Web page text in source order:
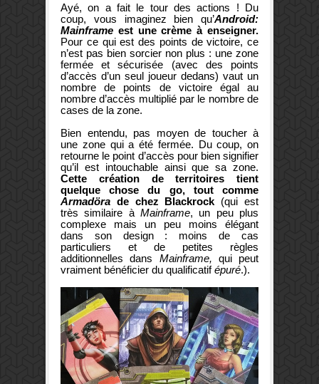
Ayé, on a fait le tour des actions ! Du
coup, vous imaginez bien qu’Android:
Mainframe est une crème à enseigner.
Pour ce qui est des points de victoire, ce
n’est pas bien sorcier non plus : une zone
fermée et sécurisée (avec des points
d’accès d’un seul joueur dedans) vaut un
nombre de points de victoire égal au
nombre d’accès multiplié par le nombre de
cases de la zone.
Bien entendu, pas moyen de toucher à
une zone qui a été fermée. Du coup, on
retourne le point d’accès pour bien signifier
qu’il est intouchable ainsi que sa zone.
Cette création de territoires tient
quelque chose du go, tout comme
Armadöra de chez Blackrock (qui est
très similaire à Mainframe, un peu plus
complexe mais un peu moins élégant
dans son design : moins de cas
particuliers et de petites règles
additionnelles dans Mainframe, qui peut
vraiment bénéficier du qualificatifépuré.).